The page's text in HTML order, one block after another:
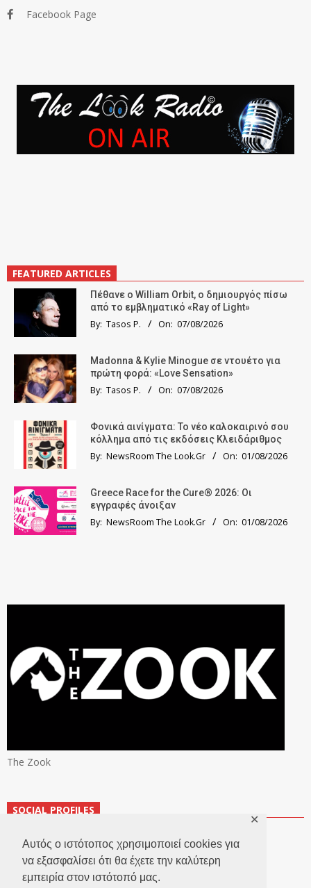
Αυτός ο ιστότοπος χρησιμοποιεί cookies για
να εξασφαλίσει ότι θα έχετε την καλύτερη
εμπειρία στον ιστότοπό μας.
✕
Facebook Page
FEATURED ARTICLES
Πέθανε ο William Orbit, ο δημιουργός πίσω
από το εμβληματικό «Ray of Light»
By: Tasos P. On: 07/08/2026
Madonna & Kylie Minogue σε ντουέτο για
πρώτη φορά: «Love Sensation»
By: Tasos P. On: 07/08/2026
Φονικά αινίγματα: Το νέο καλοκαιρινό σου
κόλλημα από τις εκδόσεις Κλειδάριθμος
By: NewsRoom The Look.Gr On: 01/08/2026
Greece Race for the Cure® 2026: Οι
εγγραφές άνοιξαν
By: NewsRoom The Look.Gr On: 01/08/2026
The Zook
SOCIAL PROFILES